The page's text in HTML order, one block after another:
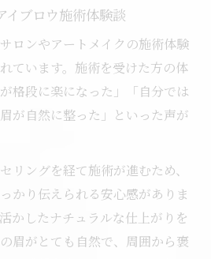
ブロウ施術体験談
ロンやアートメイクの施術体験
ています。施術を受けた方の体
格段に楽になった」「自分では
が自然に整った」といった声が
リングを経て施術が進むため、
かり伝えられる安心感がありま
かしたナチュラルな仕上がりを
眉がとても自然で、周囲から褒